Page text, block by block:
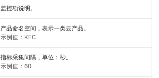
监控项说明。
产品命名空间，表示一类云产品。
示例值：KEC
指标采集间隔，单位：秒。
示例值：60